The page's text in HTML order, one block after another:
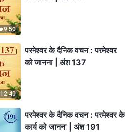
9:50
12:40
परमेश्वर के दैनिक वचन : परमेश्वर
को जानना | अंश 137
परमेश्वर के दैनिक वचन : परमेश्वर के
कार्य को जानना | अंश 191